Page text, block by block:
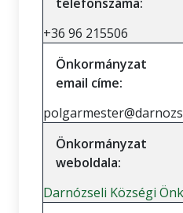
+36 96 215506
Önkormányzat
email címe:
Önkormányzat
weboldala:
Darnózseli Községi